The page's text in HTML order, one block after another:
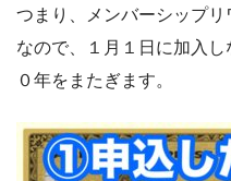
つまり、メンバーシップ
なので、１月１日に加入
０年をまたぎます。